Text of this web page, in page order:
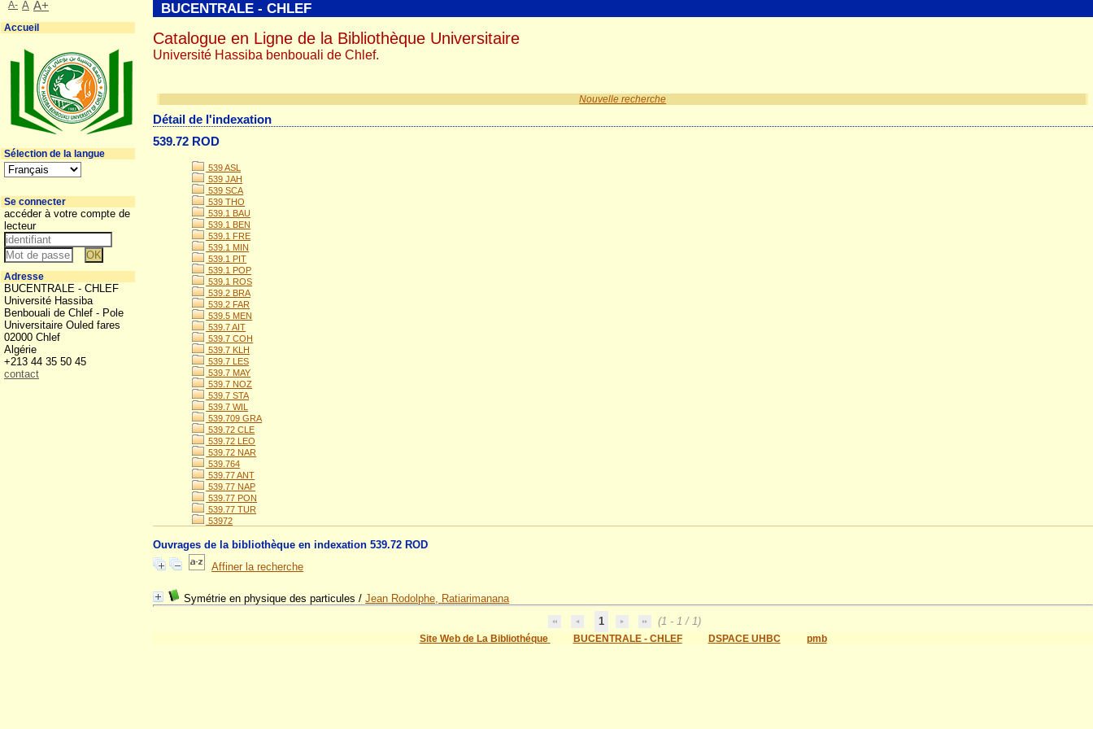
Nouvelle recherche
Détail de l'indexation
539.72 ROD
539 ASL
539 JAH
539 SCA
539 THO
539.1 BAU
539.1 BEN
539.1 FRE
539.1 MIN
539.1 PIT
539.1 POP
539.1 ROS
539.2 BRA
539.2 FAR
539.5 MEN
539.7 AIT
539.7 COH
539.7 KLH
539.7 LES
539.7 MAY
539.7 NOZ
539.7 STA
539.7 WIL
539.709 GRA
539.72 CLE
539.72 LEO
539.72 NAR
539.764
539.77 ANT
539.77 NAP
539.77 PON
539.77 TUR
53972
Ouvrages de la bibliothèque en indexation 539.72 ROD
Affiner la recherche
Symétrie en physique des particules /Jean Rodolphe, Ratiarimanana
1
(1 - 1 / 1)
Site Web de La Bibliothéque BUCENTRALE - CHLEF DSPACE UHBC pmb
BUCENTRALE - CHLEF
Catalogue en Ligne de la Bibliothèque Universitaire
Université Hassiba benbouali de Chlef.
A- A A+
Accueil
Sélection de la langue
Se connecter
accéder à votre compte de
lecteur
Adresse
BUCENTRALE - CHLEF
Université Hassiba
Benbouali de Chlef - Pole
Universitaire Ouled fares
02000 Chlef
Algérie
+213 44 35 50 45
contact